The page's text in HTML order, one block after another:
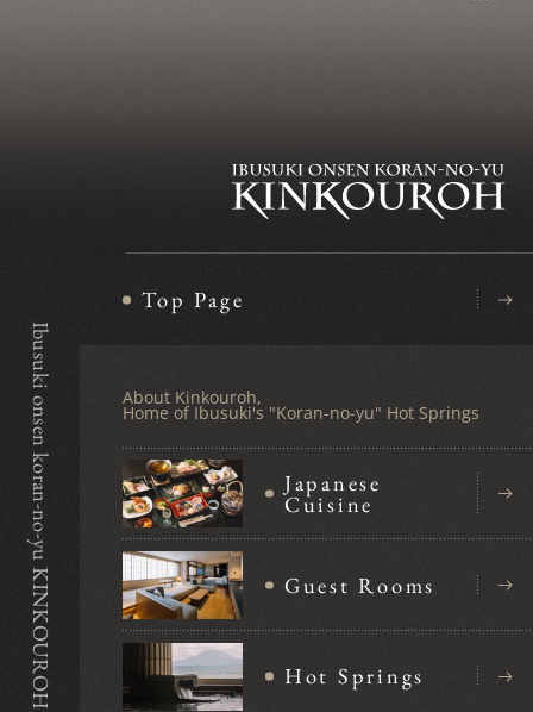
Ibusuki onsen koran-no-yu KINKOUROH
Top Page
About Kinkouroh,
Home of Ibusuki's "Koran-no-yu" Hot Springs
Japanese
Cuisine
Guest Rooms
Hot Springs